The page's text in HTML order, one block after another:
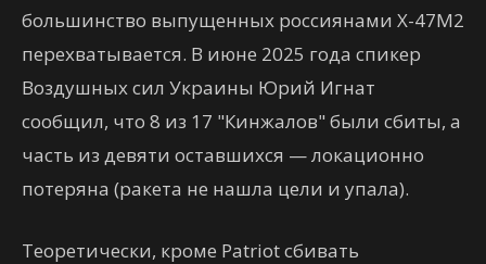
большинство выпущенных россиянами Х-47М2
перехватывается. В июне 2025 года спикер
Воздушных сил Украины Юрий Игнат
сообщил, что 8 из 17 "Кинжалов" были сбиты, а
часть из девяти оставшихся — локационно
потеряна (ракета не нашла цели и упала).
Теоретически, кроме Patriot сбивать